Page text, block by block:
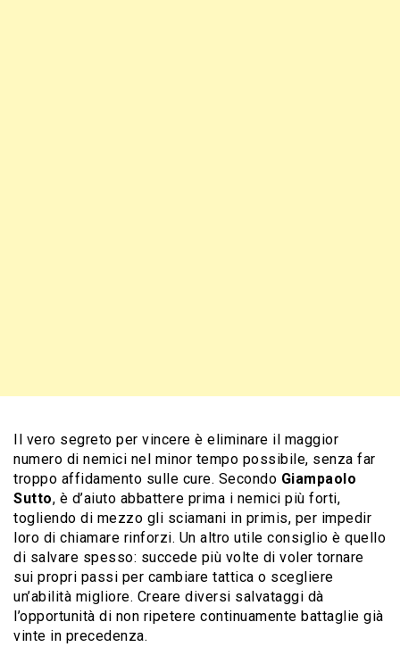
Il vero segreto per vincere è eliminare il maggior
numero di nemici nel minor tempo possibile, senza far
troppo affidamento sulle cure. Secondo Giampaolo
Sutto, è d’aiuto abbattere prima i nemici più forti,
togliendo di mezzo gli sciamani in primis, per impedir
loro di chiamare rinforzi. Un altro utile consiglio è quello
di salvare spesso: succede più volte di voler tornare
sui propri passi per cambiare tattica o scegliere
un’abilità migliore. Creare diversi salvataggi dà
l’opportunità di non ripetere continuamente battaglie già
vinte in precedenza.